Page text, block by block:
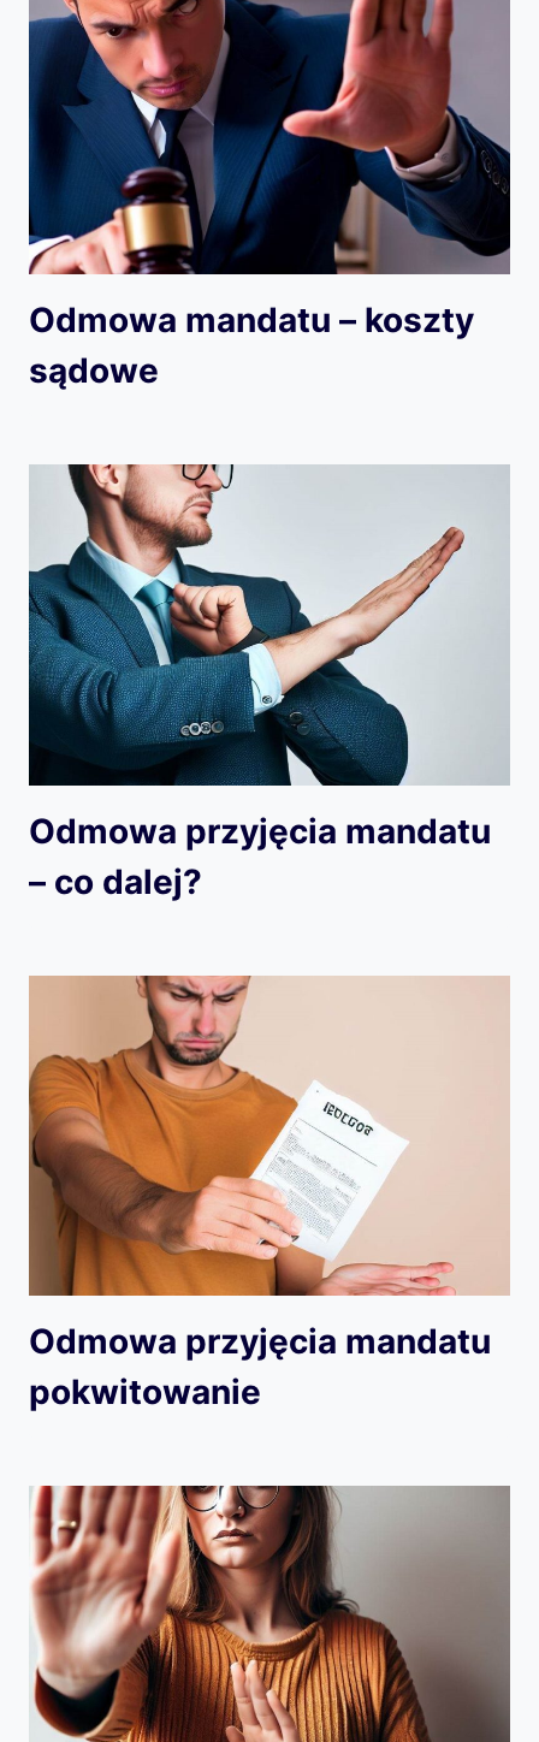
Odmowa mandatu – koszty
sądowe
Odmowa przyjęcia mandatu
– co dalej?
Odmowa przyjęcia mandatu
pokwitowanie